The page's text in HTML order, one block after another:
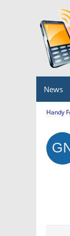
News
Handy